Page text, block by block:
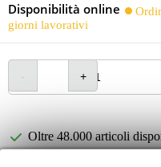
Disponibilità online
giorni lavorativi
Oltre 48.000 articoli